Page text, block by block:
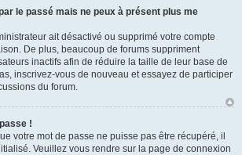
le passé mais ne peux à présent plus me
ait désactivé ou supprimé votre compte
De plus, beaucoup de forums suppriment
inactifs afin de réduire la taille de leur base de
inscrivez-vous de nouveau et essayez de participer
du forum.
!
votre mot de passe ne puisse pas être récupéré, il
Veuillez vous rendre sur la page de connexion